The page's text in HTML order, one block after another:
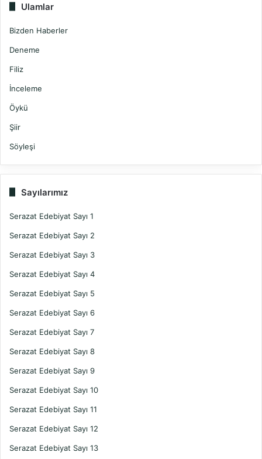
Ulamlar
Bizden Haberler
Deneme
Filiz
İnceleme
Öykü
Şiir
Söyleşi
Sayılarımız
Serazat Edebiyat Sayı 1
Serazat Edebiyat Sayı 2
Serazat Edebiyat Sayı 3
Serazat Edebiyat Sayı 4
Serazat Edebiyat Sayı 5
Serazat Edebiyat Sayı 6
Serazat Edebiyat Sayı 7
Serazat Edebiyat Sayı 8
Serazat Edebiyat Sayı 9
Serazat Edebiyat Sayı 10
Serazat Edebiyat Sayı 11
Serazat Edebiyat Sayı 12
Serazat Edebiyat Sayı 13